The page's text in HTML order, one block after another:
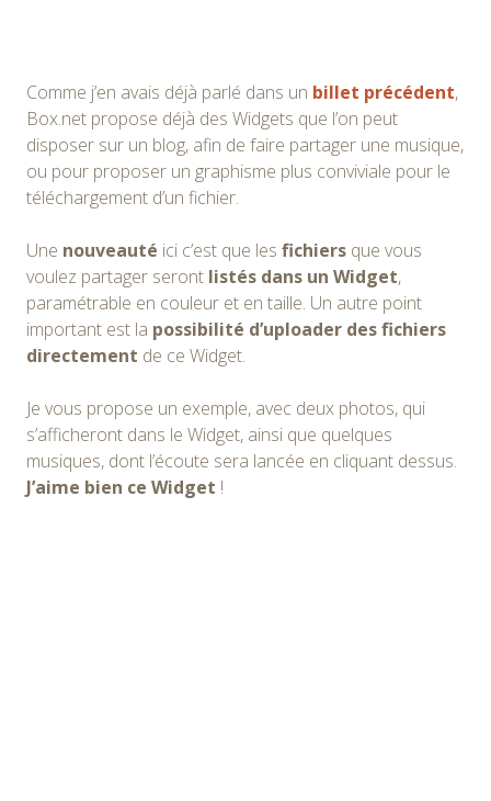
Comme j’en avais déjà parlé dans un billet précédent,
Box.net propose déjà des Widgets que l’on peut
disposer sur un blog, afin de faire partager une musique,
ou pour proposer un graphisme plus conviviale pour le
téléchargement d’un fichier.
Une nouveauté ici c’est que les fichiers que vous
voulez partager seront listés dans un Widget,
paramétrable en couleur et en taille. Un autre point
important est la possibilité d’uploader des fichiers
directement de ce Widget.
Je vous propose un exemple, avec deux photos, qui
s’afficheront dans le Widget, ainsi que quelques
musiques, dont l’écoute sera lancée en cliquant dessus.
J’aime bien ce Widget !